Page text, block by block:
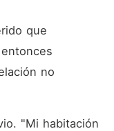
que
no
"Mi habitación